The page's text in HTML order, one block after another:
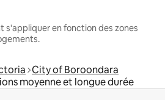
s'appliquer en fonction des zones
City of Boroondara
moyenne et longue durée